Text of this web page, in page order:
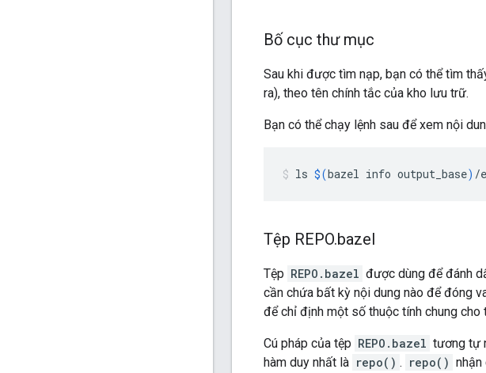
Bố cục thư mục
Sau khi được tìm nạp, bạn có thể tìm
ra), theo tên chính tắc của kho lưu trữ.
Bạn có thể chạy lệnh sau để xem nội
ls $(bazel info output_base) /
Tệp REPO.bazel
Tệp REPO.bazel được dùng để đánh
cần chứa bất kỳ nội dung nào để đóng
để chỉ định một số thuộc tính chung
Cú pháp của tệp REPO.bazel tương tự
hàm duy nhất là repo() . repo()